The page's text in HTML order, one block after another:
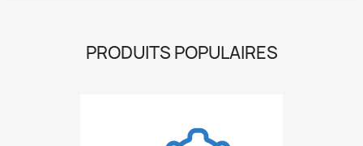
PRODUITS POPULAIRES